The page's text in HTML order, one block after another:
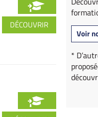
DÉCOUVRIR
Voir
*